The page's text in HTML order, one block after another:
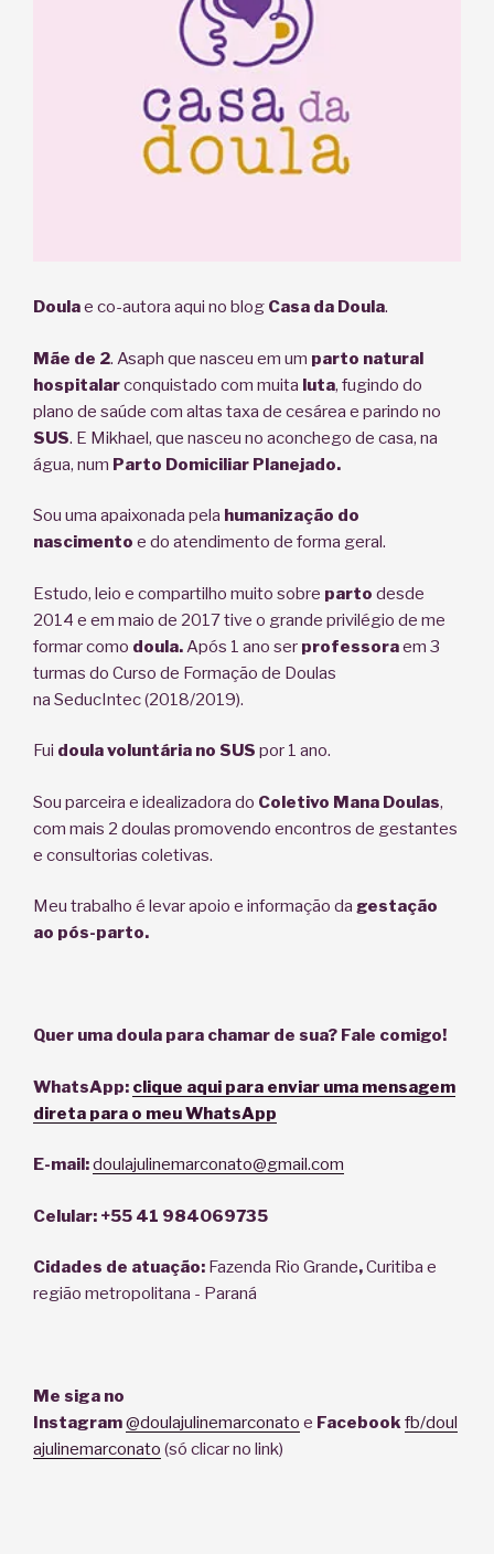
Doulae co-autora aqui no blog Casa da Doula.
Mãe de 2. Asaph que nasceu em um parto natural
hospitalarconquistado com muita luta, fugindo do
plano de saúde com altas taxa de cesárea e parindo no
SUS. E Mikhael, que nasceu no aconchego de casa, na
água, num Parto Domiciliar Planejado.
Sou uma apaixonada pela humanização do
nascimento e do atendimento de forma geral.
Estudo, leio e compartilho muito sobre parto desde
2014 e em maio de 2017 tive o grande privilégio de me
formar como doula.Após 1 ano ser professoraem 3
turmas do Curso de Formação de Doulas
na SeducIntec (2018/2019).
Fui doula voluntária no SUS por 1 ano.
Sou parceira e idealizadora do Coletivo Mana Doulas,
com mais 2 doulas promovendo encontros de gestantes
e consultorias coletivas.
Meu trabalho é levar apoio e informação da gestação
ao pós-parto.
Quer uma doula para chamar de sua? Fale comigo!
WhatsApp: clique aqui para enviar uma mensagem
direta para o meu WhatsApp
E-mail:doulajulinemarconato@gmail.com
Celular: +55 41 984069735
Cidades de atuação: Fazenda Rio Grande,Curitiba e
região metropolitana - Paraná
Me siga no
Instagram@doulajulinemarconato e Facebookfb/doul
ajulinemarconato (só clicar no link)